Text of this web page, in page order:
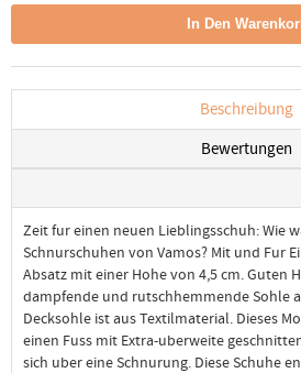
Beschreibung
Bewertungen
Zeit fur einen neuen Lieblingsschuh: Wie
Schnurschuhen von Vamos? Mit und Fur
Absatz mit einer Hohe von 4,5 cm. Guten
dampfende und rutschhemmende Sohle
Decksohle ist aus Textilmaterial. Dieses
einen Fuss mit Extra-uberweite
sich uber eine Schnurung. Diese Schuhe